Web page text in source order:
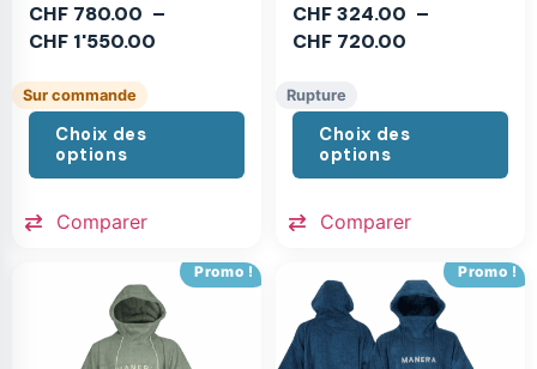
CHF 780.00 –
CHF 1'550.00
Sur commande
Choix des
options
Comparer
CHF324.00 –
CHF 720.00
Rupture
Choix des
options
Comparer
Promo ! Promo !